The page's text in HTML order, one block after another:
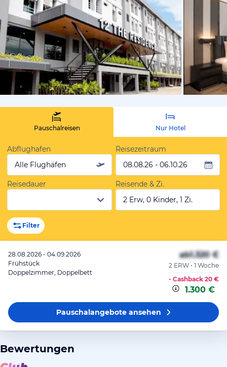
von
Pauschalreisen Nur Hotel
Abflughafen
Alle Flughäfen
Reisezeitraum
08.08.26 - 06.10.26
Reisedauer
Reisende & Zi.
2 Erw, 0 Kinder, 1 Zi.
Filter
28.08.2026 - 04.09.2026
Frühstück
Doppelzimmer, Doppelbett
ab1.320 €
2 ERW • 1 Woche
- Cashback 20 €
1.300 €
Pauschalangeboteansehen
Bewertungen